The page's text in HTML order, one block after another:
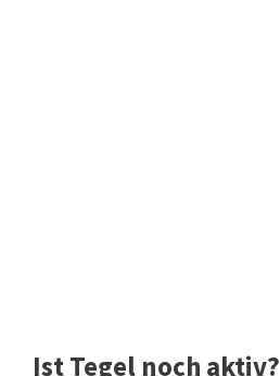
Ist Tegel noch aktiv?